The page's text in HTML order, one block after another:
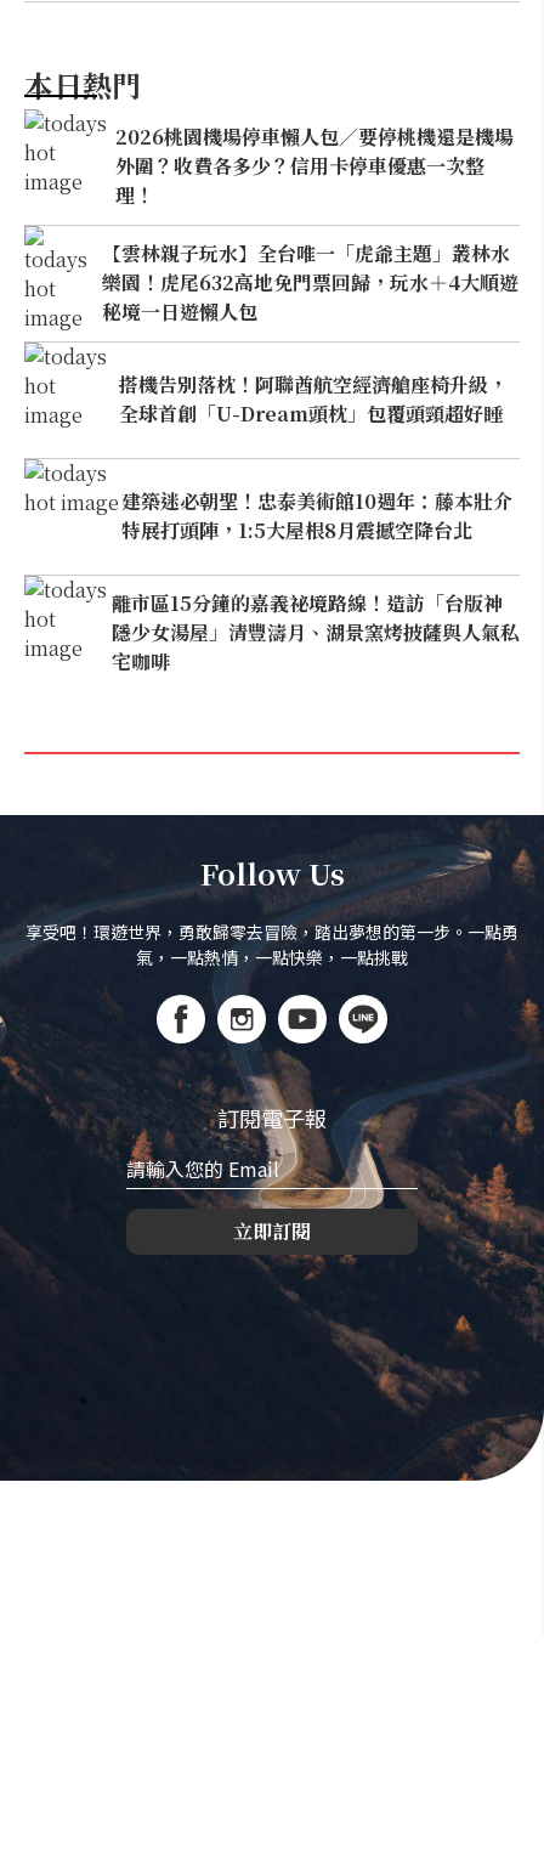
本日熱門
2026桃園機場停車懶人包／要停桃機還是機場
外圍？收費各多少？信用卡停車優惠一次整
理！
【雲林親子玩水】全台唯一「虎爺主題」叢林水
樂園！虎尾632高地免門票回歸，玩水＋4大順遊
秘境一日遊懶人包
搭機告別落枕！阿聯酋航空經濟艙座椅升級，
全球首創「U-Dream頭枕」包覆頭頸超好睡
建築迷必朝聖！忠泰美術館10週年：藤本壯介
特展打頭陣，1:5大屋根8月震撼空降台北
離市區15分鐘的嘉義祕境路線！造訪「台版神
隱少女湯屋」清豐濤月、湖景窯烤披薩與人氣私
宅咖啡
Follow Us
享受吧！環遊世界，勇敢歸零去冒險，踏出夢想的第一步。一點勇
氣，一點熱情，一點快樂，一點挑戰
訂閱電子報
立即訂閱